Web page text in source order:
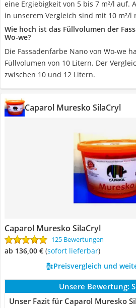
eine Ergiebigkeit von 5 bis 7 m²/l auf.
in unserem Vergleich sind mit 10 m²/l
Wie hoch ist das Füllvolumen der
Wo-we?
Die Fassadenfarbe Nano von Wo-we
Füllvolumen von 10 Litern. Der
zwischen 10 und 12 Litern.
Caparol Muresko SilaCryl
Caparol Muresko SilaCryl
125 Bewertungen
ab 136,00 € ( Sofort lieferbar)
Preisvergleich und
Unsere Bewertung:
Unser Fazit für Caparol Muresko